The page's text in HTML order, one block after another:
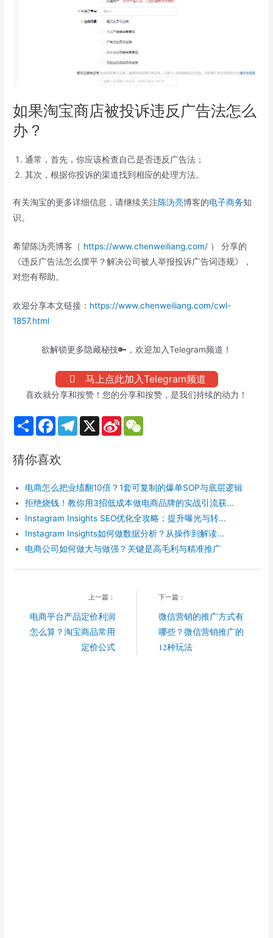
如果淘宝商店被投诉违反广告法怎么
办？
通常，首先，你应该检查自己是否违反广告法；
其次，根据你投诉的渠道找到相应的处理方法。
有关淘宝的更多详细信息，请继续关注陈沩亮博客的电子商务知
识。
希望陈沩亮博客（ https://www.chenweiliang.com/ ） 分享的
《违反广告法怎么摆平？解决公司被人举报投诉广告词违规》，
对您有帮助。
欢迎分享本文链接： https://www.chenweiliang.com/cwl-
1857.html
欲解锁更多隐藏秘技🔑，欢迎加入Telegram频道！
马上点此加入Telegram频道
喜欢就分享和按赞！您的分享和按赞，是我们持续的动力！
S
h
e
F
b
k
T
m
X
S
b
o
猜你喜欢
电商怎么把业绩翻10倍？1套可复制的爆单SOP与底层逻辑
拒绝烧钱！教你用3招低成本做电商品牌的实战引流获...
Instagram Insights SEO优化全攻略：提升曝光与转...
Instagram Insights如何做数据分析？从操作到解读...
电商公司如何做大与做强？关键是高毛利与精准推广
上一篇：
电商平台产品定价利润
怎么算？淘宝商品常用
定价公式
下一篇：
微信营销的推广方式有
哪些？微信营销推广的
12种玩法